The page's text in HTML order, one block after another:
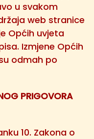
u svakom
web stranice
Općih uvjeta
Izmjene Općih
odmah po
PRIGOVORA
10. Zakona o